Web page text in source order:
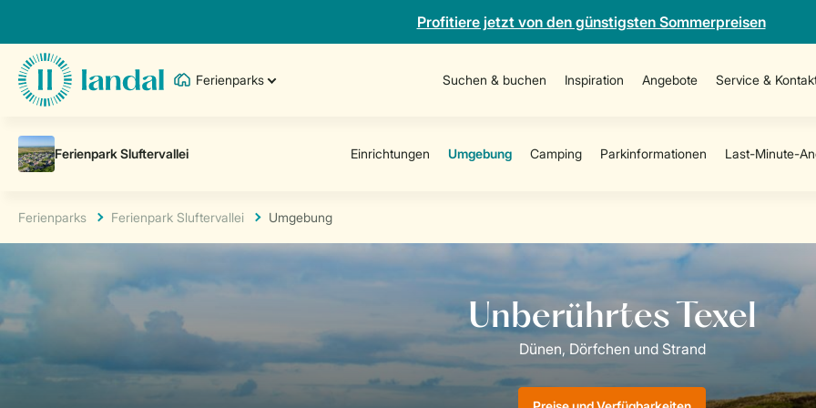
Profitiere jetzt von den günstigsten Sommerpreisen
Ferienparks Suchen & buchen Inspiration Angebote Service &
Ferienparks Ferienpark Sluftervallei Umgebung